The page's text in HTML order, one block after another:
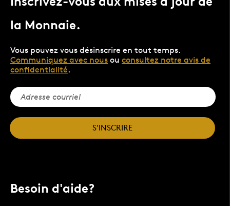
la Monnaie.
Vous pouvez vous désinscrire en tout temps.
Communiquez avec nous ou consultez notre avis de
confidentialité.
S'INSCRIRE
Besoin d'aide?